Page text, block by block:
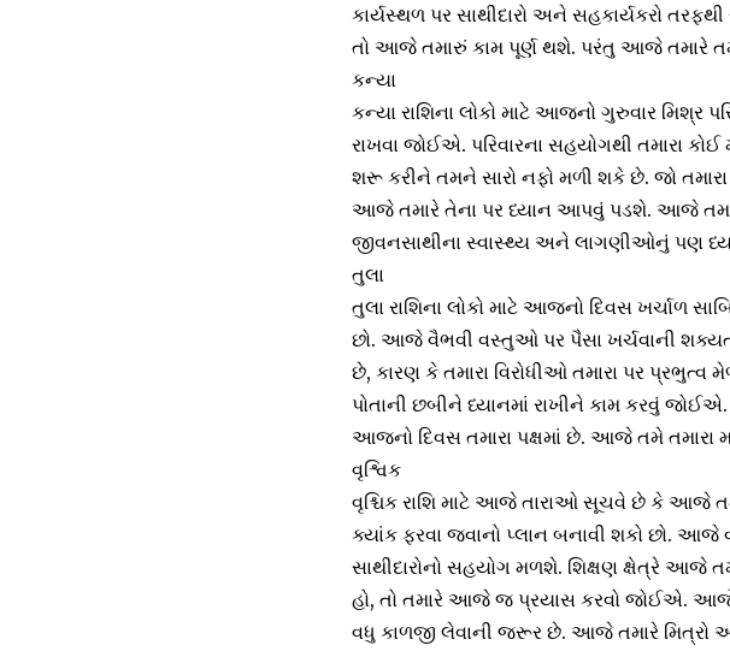
કાર્યસ્થળ પર સાથીદારો અને સહકાર્યકરો
તો આજે તમારું કામ પૂર્ણ થશે. પરંતુ આજે તમારે
કન્યા
કન્યા રાશિના લોકો માટે આજનો ગુરુવાર મિશ્ર
રાખવા જોઈએ. પરિવારના સહયોગથી તમારા
શરૂ કરીને તમને સારો નફો મળી શકે છે. જો
આજે તમારે તેના પર ધ્યાન આપવું પડશે. આજે
જીવનસાથીના સ્વાસ્થ્ય અને લાગણીઓનું પણ
તુલા
તુલા રાશિના લોકો માટે આજનો દિવસ ખર્ચાળ
છો. આજે વૈભવી વસ્તુઓ પર પૈસા ખર્ચવાની
છે, કારણ કે તમારા વિરોધીઓ તમારા પર
પોતાની છબીને ધ્યાનમાં રાખીને કામ કરવું
આજનો દિવસ તમારા પક્ષમાં છે. આજે તમે
વૃશ્વિક
વૃશ્ચિક રાશિ માટે આજે તારાઓ સૂચવે છે કે આજે
ક્યાંક ફરવા જવાનો પ્લાન બનાવી શકો છો.
સાથીદારોનો સહયોગ મળશે. શિક્ષણ ક્ષેત્રે આજે
હો, તો તમારે આજે જ પ્રયાસ કરવો જોઈએ. આજે
વધુ કાળજી લેવાની જરૂર છે. આજે તમારે મિત્રો